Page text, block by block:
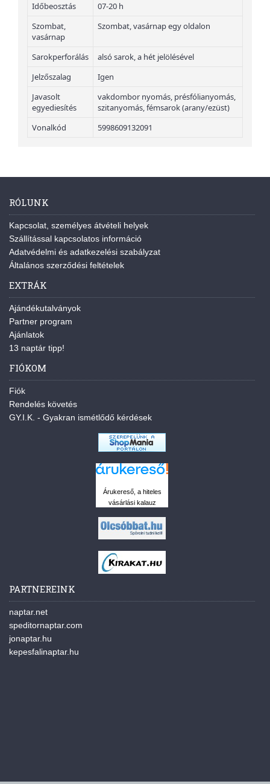
Időbeosztás
07-20 h
Szombat,
vasárnap
Szombat, vasárnap egy oldalon
Sarokperforálás
alsó sarok, a hét jelölésével
Jelzőszalag
Igen
Javasolt
egyediesítés
vakdombor nyomás, présfólianyomás,
szitanyomás, fémsarok (arany/ezüst)
Vonalkód
5998609132091
RÓLUNK
Kapcsolat, személyes átvételi helyek
Szállítással kapcsolatos információ
Adatvédelmi és adatkezelési szabályzat
Általános szerződési feltételek
EXTRÁK
Ajándékutalványok
Partner program
Ajánlatok
13 naptár tipp!
FIÓKOM
Fiók
Rendelés követés
GY.I.K. - Gyakran ismétlődő kérdések
Árukereső, a hiteles
vásárlási kalauz
PARTNEREINK
naptar.net
speditornaptar.com
jonaptar.hu
kepesfalinaptar.hu